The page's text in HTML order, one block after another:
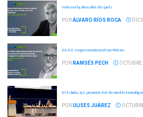
Venezuela, doce años después
PORÁLVARO RÍOS ROCA
EE.UU. en guerra comercial con México
POR RAMSÉS PECH
El Estado, eje promotor del desarrollo
PORULISES JUÁREZ